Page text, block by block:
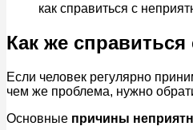
как справиться с
Как же
Если человек регулярно
чем же проблема, нужно
Основные причины